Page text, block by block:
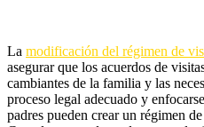
La modificación del régimen de
asegurar que los acuerdos de
cambiantes de la familia y las
proceso legal adecuado y
padres pueden crear un régimen